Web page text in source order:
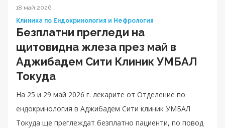
18 май 2026
Клиника по Ендокринология и Нефрология
Безплатни прегледи на
щитовидна жлеза през май в
Аджибадем Сити Клиник УМБАЛ
Токуда
На 25 и 29 май 2026 г. лекарите от Отделение по
ендокринология в Аджибадем Сити клиник УМБАЛ
Токуда ще преглеждат безплатно пациенти, по повод